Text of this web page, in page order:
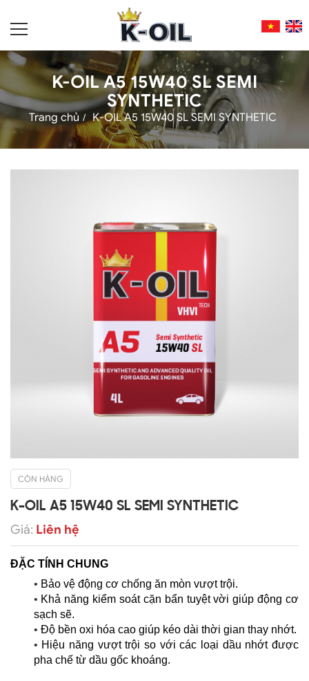
K-OIL A5 15W40 SL SEMI
SYNTHETIC
Trang chủ / K-OIL A5 15W40 SL SEMI SYNTHETIC
CÒN HÀNG
K-OIL A5 15W40 SL SEMI SYNTHETIC
Giá: Liên hệ
ĐẶC TÍNH CHUNG
• Bảo vệ động cơ chống ăn mòn vượt trội.
• Khả năng kiểm soát cặn bẩn tuyệt vời giúp động cơ
sạch sẽ.
• Độ bền oxi hóa cao giúp kéo dài thời gian thay nhớt.
• Hiệu năng vượt trội so với các loại dầu nhớt được
pha chế từ dầu gốc khoáng.